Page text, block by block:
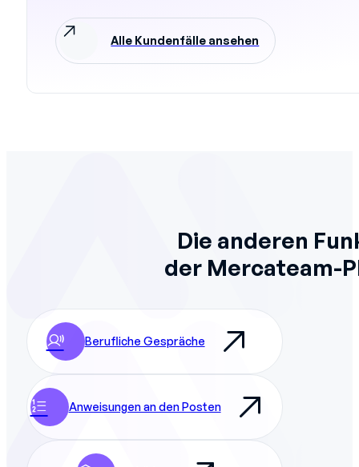
Alle Kundenfälle ansehen
Die anderen
der Mercateam-
Berufliche Gespräche
Anweisungen an den Posten